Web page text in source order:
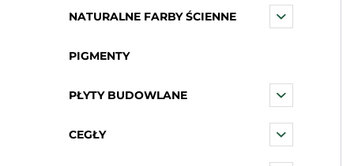
NATURALNE FARBY ŚCIENNE
PIGMENTY
PŁYTY BUDOWLANE
CEGŁY